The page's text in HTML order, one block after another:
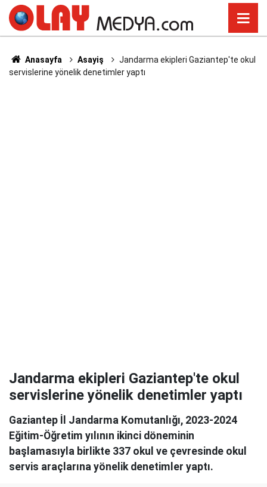
Anasayfa Asayiş
Jandarma ekipleri Gaziantep'te okul
servislerine yönelik denetimler yaptı
Jandarma ekipleri Gaziantep'te okul
servislerine yönelik denetimler yaptı
Gaziantep İl Jandarma Komutanlığı, 2023-2024
Eğitim-Öğretim yılının ikinci döneminin
başlamasıyla birlikte 337 okul ve çevresinde okul
servis araçlarına yönelik denetimler yaptı.